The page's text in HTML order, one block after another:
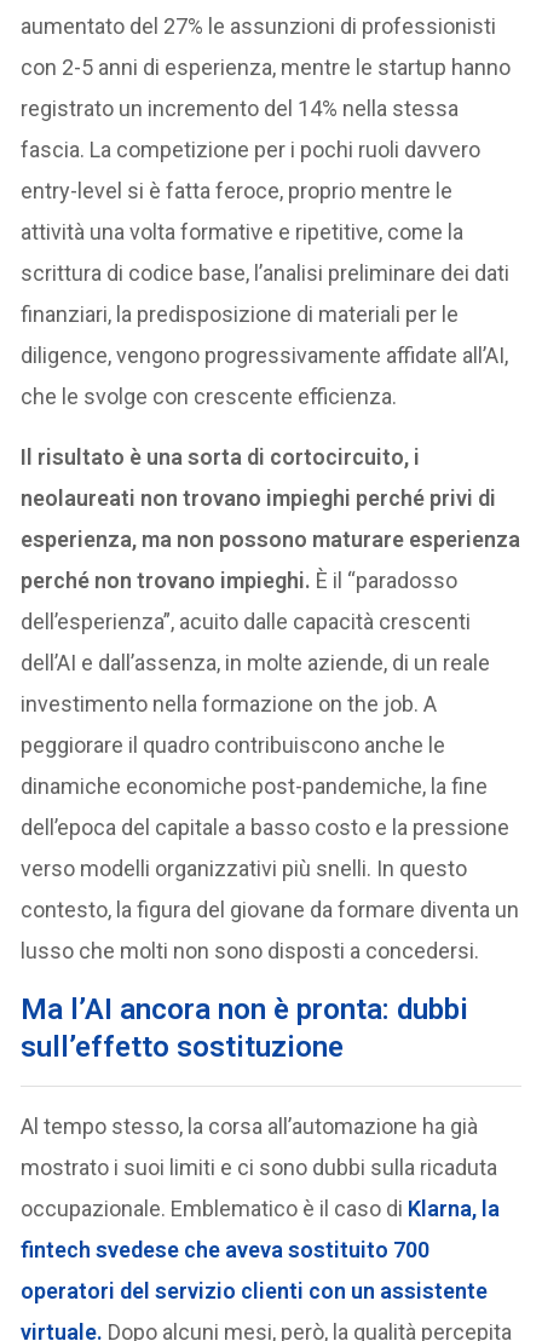
aumentato del 27% le assunzioni di professionisti
con 2-5 anni di esperienza, mentre le startup hanno
registrato un incremento del 14% nella stessa
fascia. La competizione per i pochi ruoli davvero
entry-level si è fatta feroce, proprio mentre le
attività una volta formative e ripetitive, come la
scrittura di codice base, l’analisi preliminare dei dati
finanziari, la predisposizione di materiali per le
diligence, vengono progressivamente affidate all’AI,
che le svolge con crescente efficienza.
Il risultato è una sorta di cortocircuito, i
neolaureati non trovano impieghi perché privi di
esperienza, ma non possono maturare esperienza
perché non trovano impieghi. È il “paradosso
dell’esperienza”, acuito dalle capacità crescenti
dell’AI e dall’assenza, in molte aziende, di un reale
investimento nella formazione on the job. A
peggiorare il quadro contribuiscono anche le
dinamiche economiche post-pandemiche, la fine
dell’epoca del capitale a basso costo e la pressione
verso modelli organizzativi più snelli. In questo
contesto, la figura del giovane da formare diventa un
lusso che molti non sono disposti a concedersi.
Ma l’AI ancora non è pronta: dubbi
sull’effetto sostituzione
Al tempo stesso, la corsa all’automazione ha già
mostrato i suoi limiti e ci sono dubbi sulla ricaduta
occupazionale. Emblematico è il caso di Klarna, la
fintech svedese che aveva sostituito 700
operatori del servizio clienti con un assistente
virtuale. Dopo alcuni mesi, però, la qualità percepita